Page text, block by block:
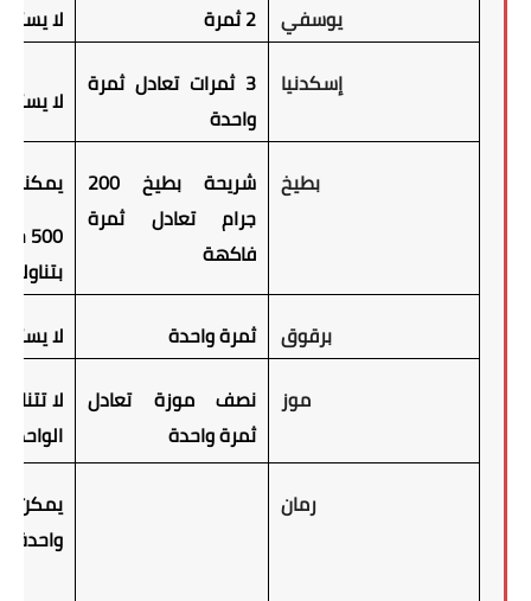
يوسفي 2 ثمرة
لا
إسكدنيا
3 ثمرات تعادل ثمرة
واحدة
لا
بطيخ
شريحة بطيخ 200
جرام تعادل ثمرة
فاكهة
يمكنك
برقوق
ثمرة واحدة
لا
موز
نصف موزة تعادل
ثمرة واحدة
لا
الواحد
رمان
يمكن
واحدة